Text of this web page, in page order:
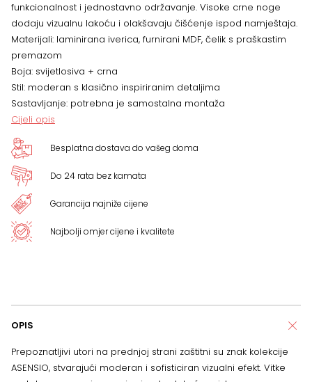
funkcionalnost i jednostavno održavanje. Visoke crne noge
dodaju vizualnu lakoću i olakšavaju čišćenje ispod namještaja.
Materijali: laminirana iverica, furnirani MDF, čelik s praškastim
premazom
Boja: svijetlosiva + crna
Stil: moderan s klasično inspiriranim detaljima
Sastavljanje: potrebna je samostalna montaža
Cijeli opis
Besplatna dostava do vašeg doma
Do 24 rata bez kamata
Garancija najniže cijene
Najbolji omjer cijene i kvalitete
OPIS
Prepoznatljivi utori na prednjoj strani zaštitni su znak kolekcije
ASENSIO, stvarajući moderan i sofisticiran vizualni efekt. Vitke